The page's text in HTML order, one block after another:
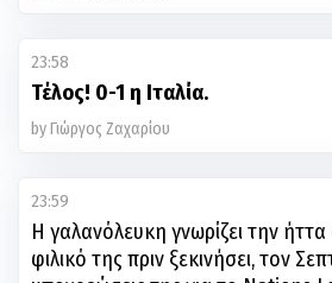
23:58
Τέλος! 0-1 η Ιταλία.
by Γιώργος Ζαχαρίου
23:59
Η γαλανόλευκη γνωρίζει την ήττα
φιλικό της πριν ξεκινήσει, τον